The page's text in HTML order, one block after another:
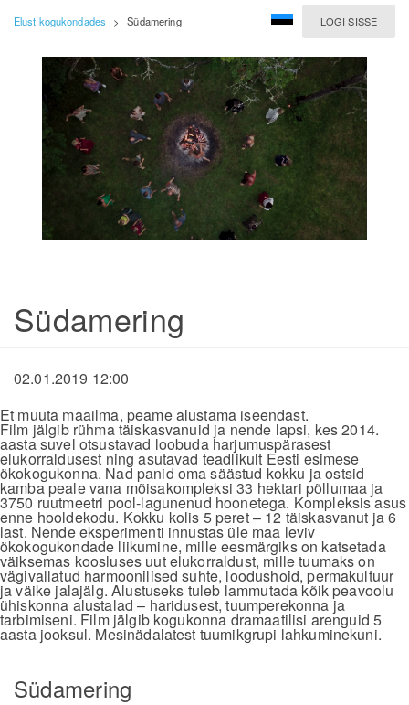
LOGI SISSE
Elust kogukondades > Südamering
Südamering
02.01.2019 12:00
Et muuta maailma, peame alustama iseendast.
Film jälgib rühma täiskasvanuid ja nende lapsi, kes 2014.
aasta suvel otsustavad loobuda harjumuspärasest
elukorraldusest ning asutavad teadlikult Eesti esimese
ökokogukonna. Nad panid oma säästud kokku ja ostsid
kamba peale vana mõisakompleksi 33 hektari põllumaa ja
3750 ruutmeetri pool-lagunenud hoonetega. Kompleksis asus
enne hooldekodu. Kokku kolis 5 peret – 12 täiskasvanut ja 6
last. Nende eksperimenti innustas üle maa leviv
ökokogukondade liikumine, mille eesmärgiks on katsetada
väiksemas koosluses uut elukorraldust, mille tuumaks on
vägivallatud harmoonilised suhte, loodushoid, permakultuur
ja väike jalajälg. Alustuseks tuleb lammutada kõik peavoolu
ühiskonna alustalad – haridusest, tuumperekonna ja
tarbimiseni. Film jälgib kogukonna dramaatilisi arenguid 5
aasta jooksul. Mesinädalatest tuumikgrupi lahkuminekuni.
Südamering